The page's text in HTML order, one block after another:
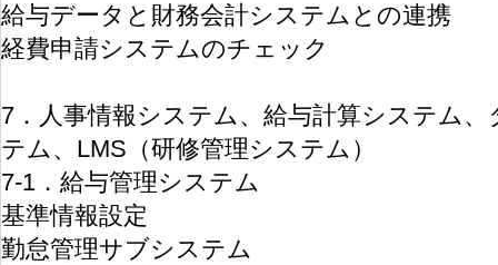
給与データと財務会計システムとの連携
経費申請システムのチェック
7．人事情報システム、給与計算システム
テム、LMS（研修管理システム）
7-1．給与管理システム
基準情報設定
勤怠管理サブシステム